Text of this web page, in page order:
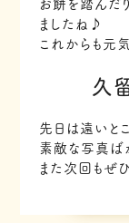
お餅を踏んだ
ましたね♪
これからも元
久
先日は遠いと
素敵な写真ば
また次回もぜ